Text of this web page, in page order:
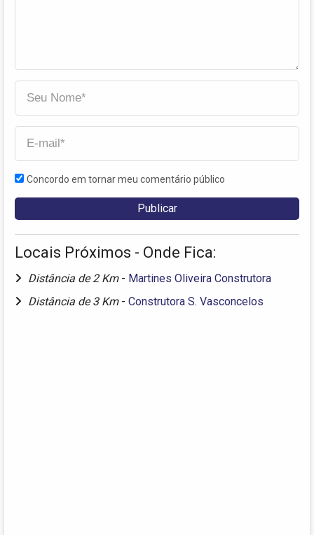
Concordo em tornar meu comentário público
Locais Próximos - Onde Fica:
Distância de 2 Km - Martines Oliveira Construtora
Distância de 3 Km - Construtora S. Vasconcelos